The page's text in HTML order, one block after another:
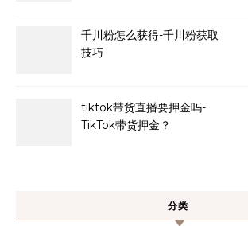
千川粉怎么获得-千川粉获取
技巧
tiktok带货直播要押金吗-
TikTok带货押金？
分类